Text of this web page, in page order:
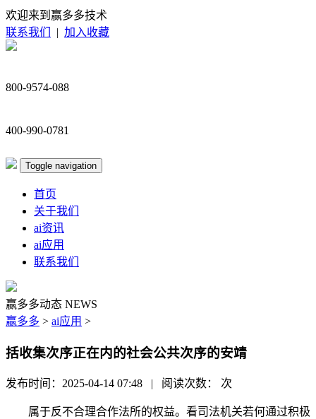
欢迎来到赢多多技术
联系我们
| 加入收藏
800-9574-088
400-990-0781
Toggle navigation
首页
关于我们
ai资讯
ai应用
联系我们
赢多多动态 NEWS
赢多多 > ai应用 >
括收集次序正在内的社会公共次序的安靖
发布时间：2025-04-14 07:48 | 阅读次数： 次
属于反不合理合作法所的权益。看司法机关若何通过积极